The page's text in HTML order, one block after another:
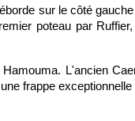
sur le côté
poteau par
L'ancien
frappe